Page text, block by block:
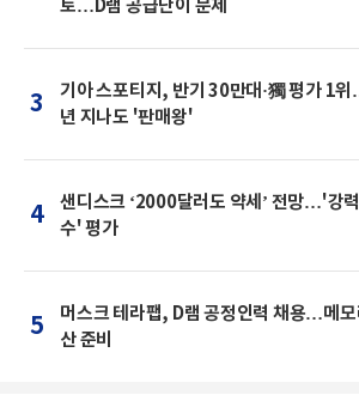
토…D램 공급난이 문제
3
기아 스포티지, 반기 30만대·獨 평가 1
년 지나도 '판매왕'
4
샌디스크 ‘2000달러도 약세’ 전망…'강
수' 평가
5
머스크 테라팹, D램 공정인력 채용…메모
산 준비